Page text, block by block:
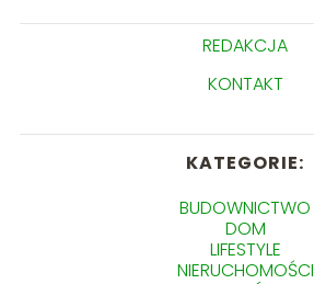
REDAKCJA
KONTAKT
KATEGORIE:
BUDOWNICTWO
DOM
LIFESTYLE
NIERUCHOMOŚCI